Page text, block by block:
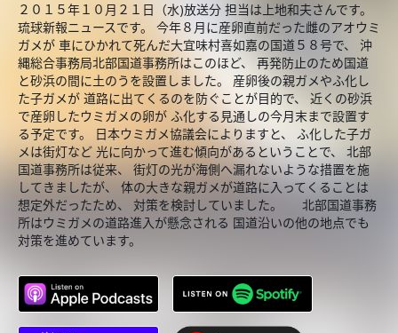
２０１５年１０月２１日（水)放送分 担当は上地和夫さんです。
琉球新報ニュースです。 今年８月に産卵直前だった雌のアオウミ
ガメが 車にひかれて死んだ大宜味村喜如嘉の国道５８号で、 沖
縄総合事務局北部国道事務所はこのほど、 再発防止のため国道
と砂浜の間に土のうを設置しました。 産卵後の親ガメやふ化し
た子ガメが 道路に出てくるのを防ぐことが目的で、 近くの砂浜
で産卵したウミガメの卵が ふ化する見通しの今月末まで設置す
る予定です。 日本ウミガメ協議会によりますと、 ふ化した子ガ
メは街灯など 光に向かって進む傾向があるということで、 北部
国道事務所は従来、 街灯の光が海側へ漏れないような措置を施
してきましたが、 体の大きな親ガメが道路に入ってくることは
想定外だったため、 対策を検討していました。 北部国道事務
所はウミガメの道路進入が懸念される 国道沿いの他の地点でも
対策を進めています。